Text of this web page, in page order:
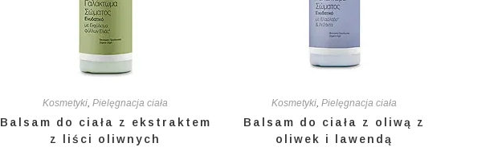
Kosmetyki,Pielęgnacja ciała
Balsam do ciała z ekstraktem
z liści oliwnych
Kosmetyki, Pielęgnacja ciała
Balsam do ciała z oliwą z
oliwek i lawendą